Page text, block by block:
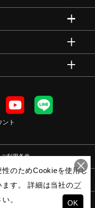
ト
ご利用条件
OK
のためCookieを使用し
す。 詳細は当社のプ
。